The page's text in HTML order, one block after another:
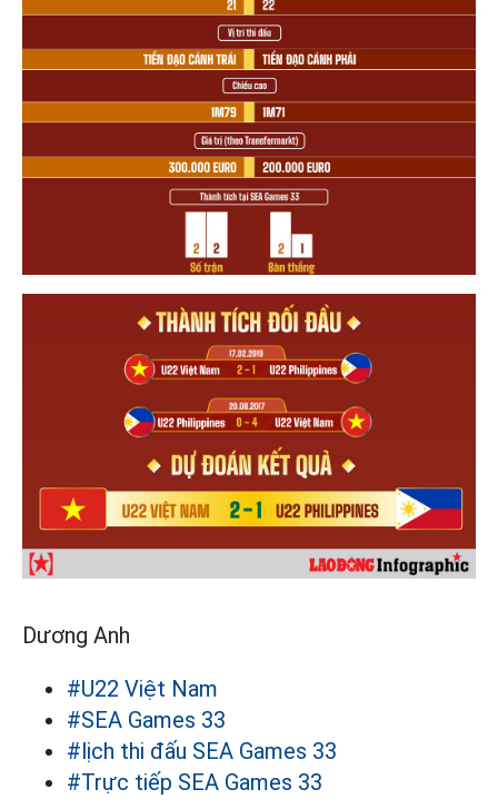
Dương Anh
#U22 Việt Nam
#SEA Games 33
#lịch thi đấu SEA Games 33
#Trực tiếp SEA Games 33